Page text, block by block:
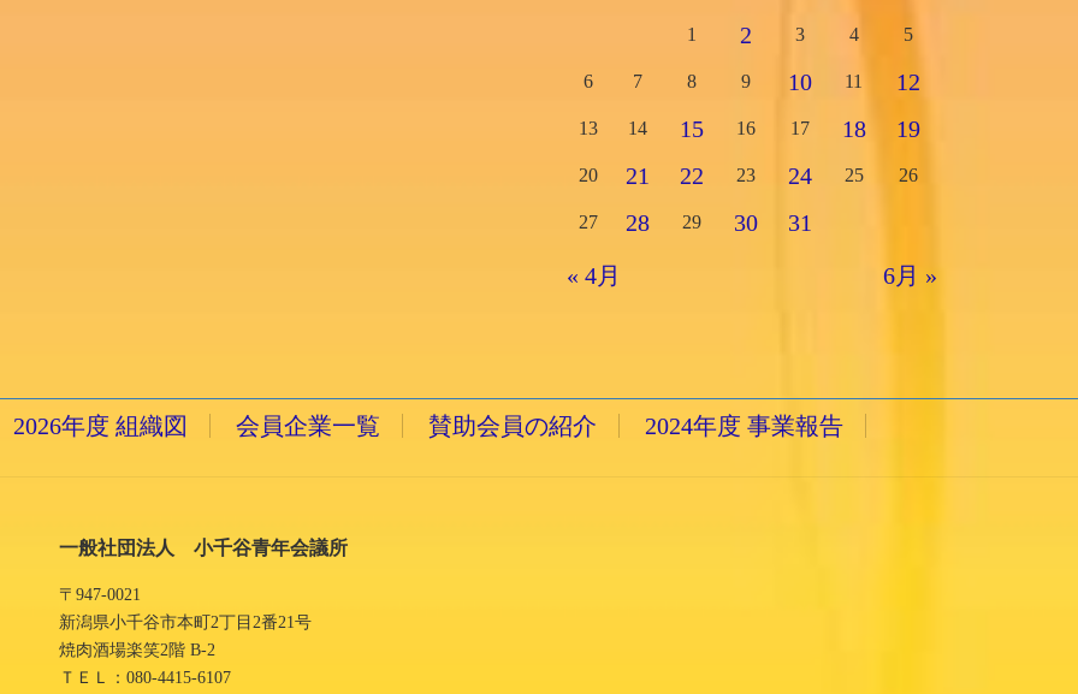
1 2 3 4 5
6 7 8 9 10 11 12
13 14 15 16 17 18 19
20 21 22 23 24 25 26
27 28 29 30 31
« 4月 6月 »
2026年度 組織図 会員企業一覧 賛助会員の紹介 2024年度 事業報告
一般社団法人 小千谷青年会議所
〒947-0021
新潟県小千谷市本町2丁目2番21号
焼肉酒場楽笑2階 B-2
ＴＥＬ：080-4415-6107